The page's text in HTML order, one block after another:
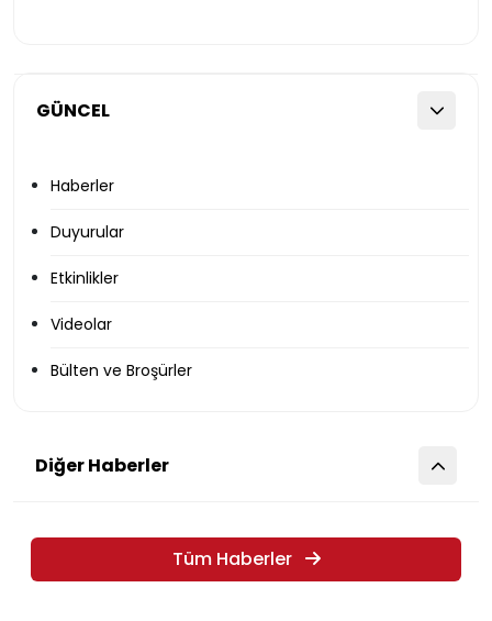
GÜNCEL
Haberler
Duyurular
Etkinlikler
Videolar
Bülten ve Broşürler
Diğer Haberler
Tüm Haberler